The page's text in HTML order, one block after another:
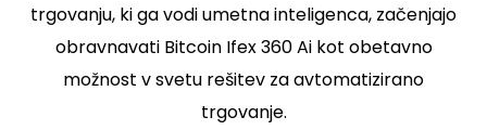
trgovanju, ki ga vodi umetna inteligenca, začenjajo
obravnavati Bitcoin Ifex 360 Ai kot obetavno
možnost v svetu rešitev za avtomatizirano
trgovanje.